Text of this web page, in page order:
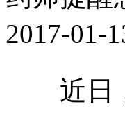
2017-
近日，